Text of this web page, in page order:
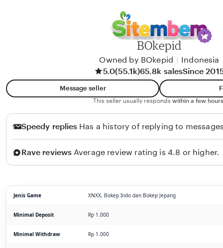
BOkepid
Owned by BOkepid
Indonesia
5.0(55.1k)65.8k salesSince
Message seller
This seller usually responds within a few
Speedy replies Has a history of replying to
Rave reviews Average review rating is 4.8 or higher.
Jenis Game XNXX, Bokep Indo dan Bokep Jepang
Minimal Deposit Rp 1.000
Minimal Withdraw Rp 1.000